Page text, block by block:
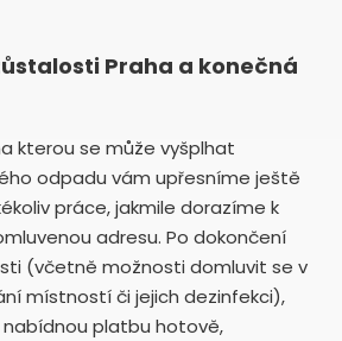
Praha a konečná
kterou se může vyšplhat
odpadu vám upřesníme ještě
práce, jakmile dorazíme k
adresu. Po dokončení
(včetně možnosti domluvit se v
místností či jejich dezinfekci),
platbu hotově,